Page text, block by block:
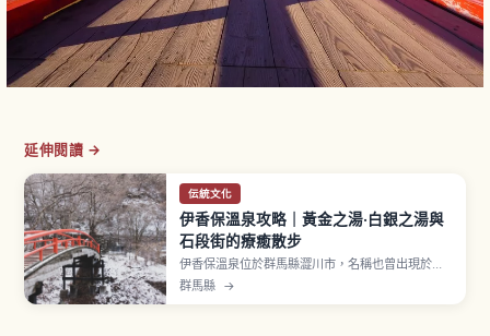
延伸閱讀 →
伝統文化
伊香保溫泉攻略｜黃金之湯·白銀之湯與
石段街的療癒散步
伊香保溫泉位於群馬縣澀川市，名稱也曾出現於
《萬葉集》中，是歷史悠久的溫泉地。特色是能享
群馬縣 →